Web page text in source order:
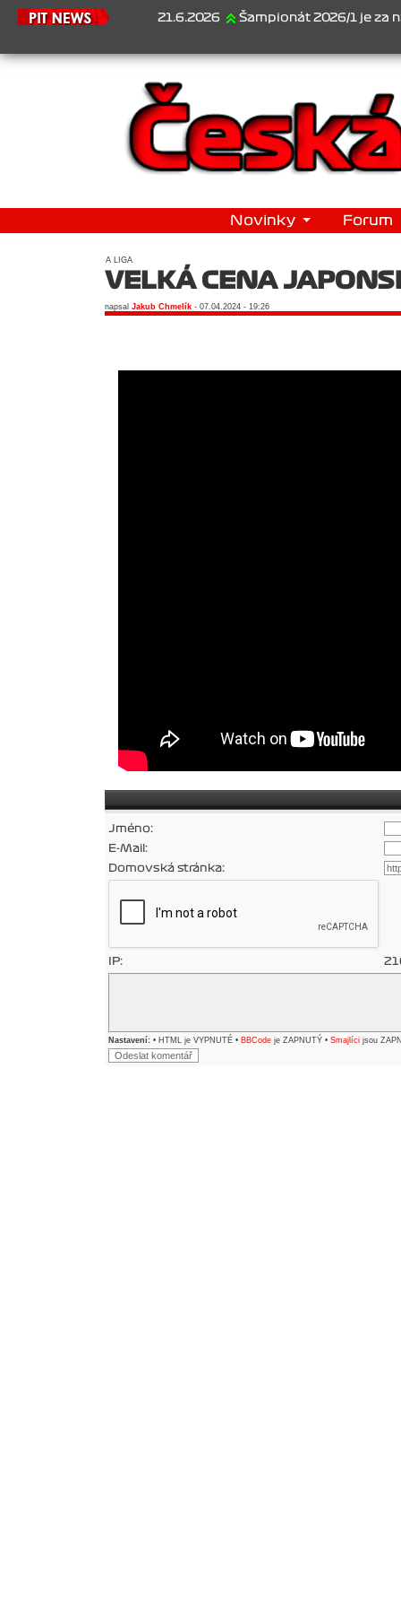
21.6.2026 Šampionát 2026/1 je za
Novinky Forum
A LIGA
VELKÁ CENA
napsal Jakub Chmelík - 07.04.2024 - 19:26
Jméno:
E-Mail:
Domovská stránka:
IP:
Nastavení: • HTML je VYPNUTÉ • BBCode je ZAPNUTÝ • Smajlíci jsou